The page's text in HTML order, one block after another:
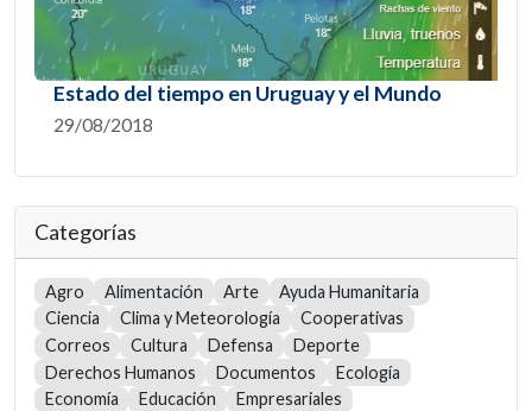
Estado del tiempo en Uruguay y el Mundo
29/08/2018
Categorías
Agro Alimentación Arte
Ayuda Humanitaria
Ciencia
Clima y Meteorología
Cooperativas
Correos
Cultura Defensa
Deporte
Derechos Humanos
Documentos
Ecología
Economía
Educación
Empresariales